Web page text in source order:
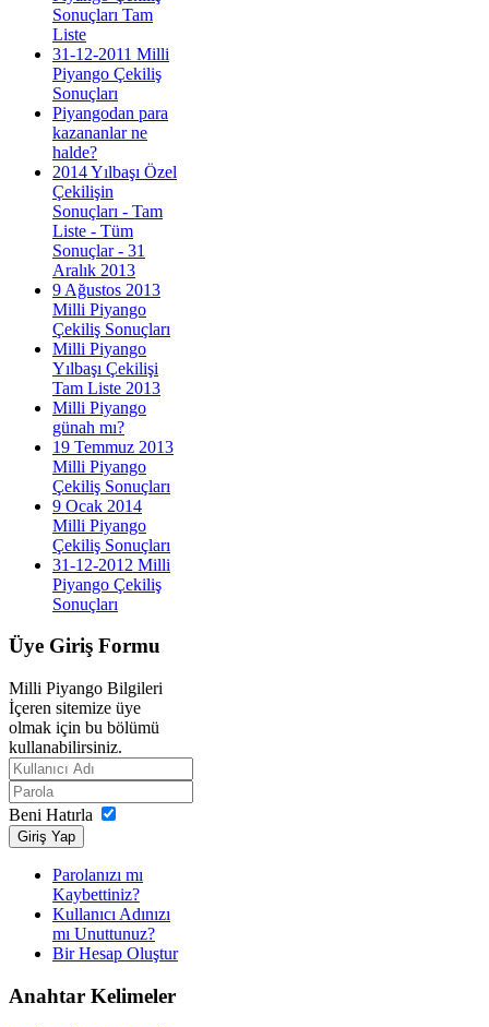
Sonuçları Tam
Liste
31-12-2011 Milli
Piyango Çekiliş
Sonuçları
Piyangodan para
kazananlar ne
halde?
2014 Yılbaşı Özel
Çekilişin
Sonuçları - Tam
Liste - Tüm
Sonuçlar - 31
Aralık 2013
9 Ağustos 2013
Milli Piyango
Çekiliş Sonuçları
Milli Piyango
Yılbaşı Çekilişi
Tam Liste 2013
Milli Piyango
günah mı?
19 Temmuz 2013
Milli Piyango
Çekiliş Sonuçları
9 Ocak 2014
Milli Piyango
Çekiliş Sonuçları
31-12-2012 Milli
Piyango Çekiliş
Sonuçları
Üye Giriş Formu
Milli Piyango Bilgileri
İçeren sitemize üye
olmak için bu bölümü
kullanabilirsiniz.
Beni Hatırla
Giriş Yap
Parolanızı mı
Kaybettiniz?
Kullanıcı Adınızı
mı Unuttunuz?
Bir Hesap Oluştur
Anahtar Kelimeler